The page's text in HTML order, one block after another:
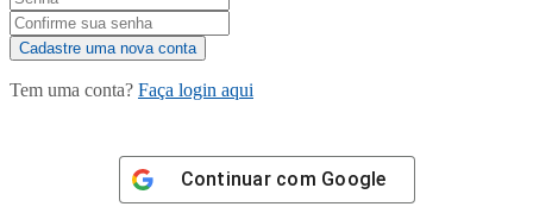
Tem uma conta? Faça login aqui
Continuar com Google